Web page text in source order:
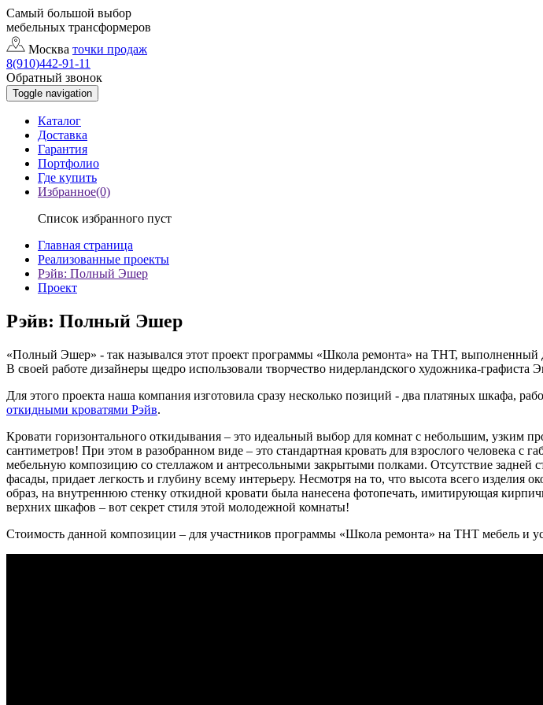
Самый большой выбор
мебельных трансформеров
Москва точки продаж
8(910)442-91-11
Обратный звонок
Toggle navigation
Каталог
Доставка
Гарантия
Портфолио
Где купить
Избранное(0)
Список избранного пуст
Главная страница
Реализованные проекты
Рэйв: Полный Эшер
Проект
Рэйв: Полный Эшер
«Полный Эшер» - так назывался этот проект программы «Школа ремонта» на ТНТ,
В своей работе дизайнеры щедро использовали творчество нидерландского художника-графиста
Для этого проекта наша компания изготовила сразу несколько позиций - два платяных шкафа,
откидными кроватями Рэйв.
Кровати горизонтального откидывания – это идеальный выбор для комнат с небольшим, узким
сантиметров! При этом в разобранном виде – это стандартная кровать для взрослого человека
мебельную композицию со стеллажом и антресольными закрытыми полками. Отсутствие задней
фасады, придает легкость и глубину всему интерьеру. Несмотря на то, что высота всего
образ, на внутреннюю стенку откидной кровати была нанесена фотопечать, имитирующая
верхних шкафов – вот секрет стиля этой молодежной комнаты!
Стоимость данной композиции – для участников программы «Школа ремонта» на ТНТ мебель и